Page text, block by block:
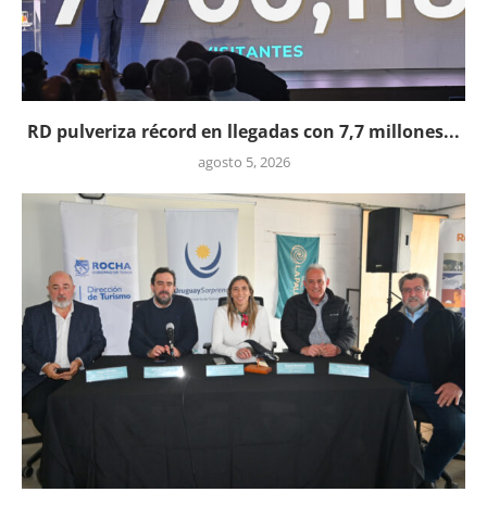
RD pulveriza récord en llegadas con 7,7 millones...
agosto 5, 2026